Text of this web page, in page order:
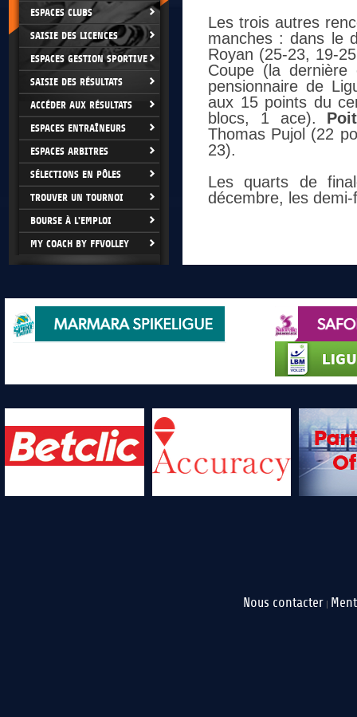
ESPACES CLUBS
SAISIE DES LICENCES
ESPACES GESTION SPORTIVE
SAISIE DES RÉSULTATS
ACCÉDER AUX RÉSULTATS
ESPACES ENTRAÎNEURS
ESPACES ARBITRES
SÉLECTIONS EN PÔLES
TROUVER UN TOURNOI
BOURSE À L'EMPLOI
MY COACH BY FFVOLLEY
Les trois autres
manches : dans le
Royan (25-23, 19-
Coupe (la
pensionnaire de
aux 15 points du
blocs, 1 ace).
Thomas Pujol (22
23).
Les quarts de
décembre, les
Nous contacter |